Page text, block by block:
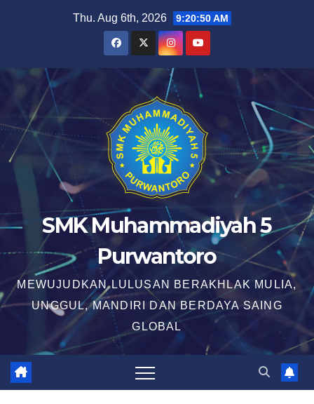
Thu. Aug 6th, 2026 9:20:51 AM
SMK Muhammadiyah 5
Purwantoro
MEWUJUDKAN LULUSAN BERAKHLAK MULIA,
UNGGUL, MANDIRI DAN BERDAYA SAING
GLOBAL